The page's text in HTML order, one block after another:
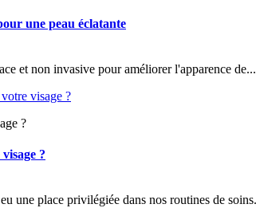
une peau éclatante
et non invasive pour améliorer l'apparence de...
?
?
une place privilégiée dans nos routines de